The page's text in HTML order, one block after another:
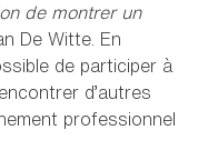
de montrer un
De Witte. En
de participer à
d’autres
professionnel